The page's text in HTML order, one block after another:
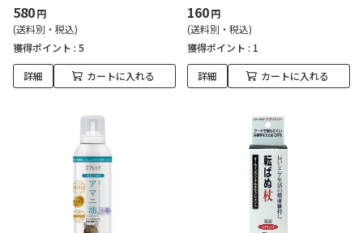
580円
(送料別・税込)
獲得ポイント : 5
詳細 カートに入れる
160円
(送料別・税込)
獲得ポイント : 1
詳細 カートに入れる